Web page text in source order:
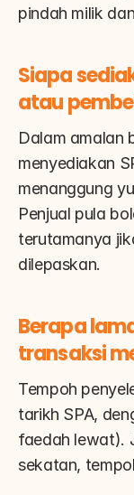
pindah milik
Siapa
atau
Dalam amalan
menyediakan
menanggung
Penjual pula
terutamanya
dilepaskan.
Berapa
transaksi
Tempoh
tarikh SPA,
faedah lewat).
sekatan,